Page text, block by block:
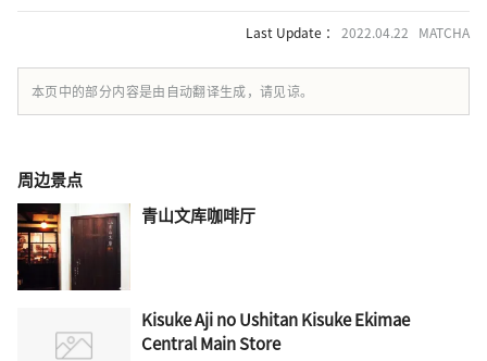
Last Update ： 2022.04.22 MATCHA
本页中的部分内容是由自动翻译生成，请见谅。
周边景点
青山文库咖啡厅
Kisuke Aji no Ushitan Kisuke Ekimae
Central Main Store